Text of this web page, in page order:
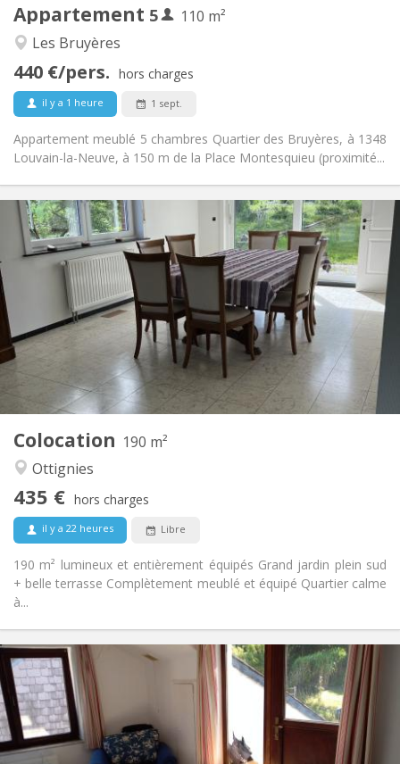
Appartement 5
110 m²
Les Bruyères
440 €/pers. hors charges
il y a 1 heure 1 sept.
Appartement meublé 5 chambres Quartier des Bruyères, à 1348
Louvain-la-Neuve, à 150 m de la Place Montesquieu (proximité...
Colocation 190 m²
Ottignies
435 € hors charges
il y a 22 heures Libre
190 m² lumineux et entièrement équipés Grand jardin plein sud
+ belle terrasse Complètement meublé et équipé Quartier calme
à...
Infos Pratiques
Loyer:
435 €
Charges:
160 €
Durée:
12 mois, 11 mois
Domiciliation:
Acceptée
Aménagement
Salle de bain:
Commune
Cuisine:
Commune
Superficie:
190 m
Pièces privées:
1
Infos Pratiques
Loyer:
430 €
Charges:
100 €
Durée:
12 mois
Domiciliation:
Acceptée